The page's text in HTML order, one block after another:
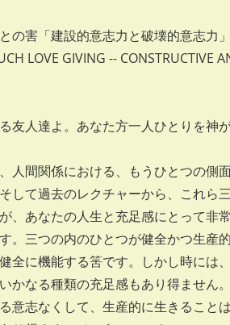
の害「建設的意志力と破壊的意志力」
LOVE GIVING -- CONSTRUCTIVE
友人達よ。あなた方一人ひとりを神
人間関係における、もうひとつの側
して過去のレクチャーから、これら
、あなたの人生と充足感にとって非
。三つの内のひとつが健全かつ生産
全に機能する筈です。しかし時には
かなる種類の充足感もあり得ません
意志なくして、生産的に生きること